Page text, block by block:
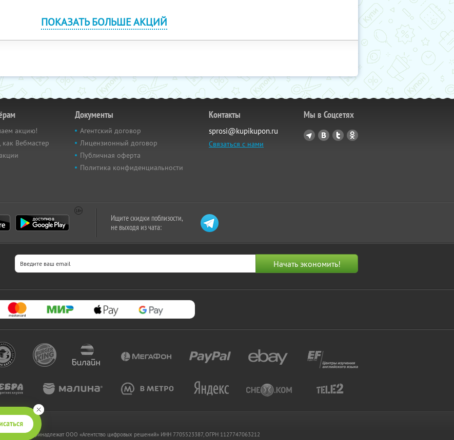
ПОКАЗАТЬ БОЛЬШЕ АКЦИЙ
акцию!
как Вебмастер
Документы
Агентский договор
Лицензионный договор
Публичная оферта
Политика конфиденциальности
Контакты
sprosi@kupikupon.ru
Связаться с нами
Мы в Соцсетях
Ищите скидки поблизости,
не выходя из чата:
принадлежат OOO «Агентство цифровых решений» ИНН 7705523387, ОГРН 1127747063212